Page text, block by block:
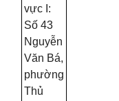
vực I:
Số 43
Nguyễn
Văn Bá,
phường
Thủ